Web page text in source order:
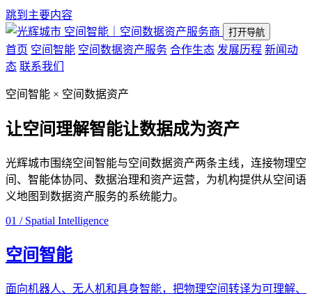
跳到主要内容
空间智能｜空间数据资产服务商
打开导航
首页 空间智能 空间数据资产服务 合作生态 发展历程 新闻动
态 联系我们
空间智能 × 空间数据资产
让空间理解智能让数据成为资产
光辉城市围绕空间智能与空间数据资产两条主线，连接物理空
间、智能体协同、数据治理和资产运营，为机构提供从空间语
义地图到数据资产服务的系统能力。
01 / Spatial Intelligence
空间智能
面向机器人、无人机和具身智能，把物理空间转译为可理解、